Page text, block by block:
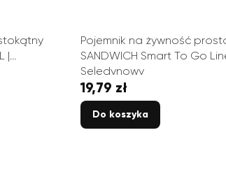
|
Pojemnik na żywność
SANDWICH Smart To Go
Seledynowy
Cena
19,79 zł
Do koszyka